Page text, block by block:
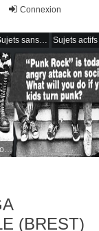
Connexion
Sujets sans réponse Sujets actifs
(BREST)